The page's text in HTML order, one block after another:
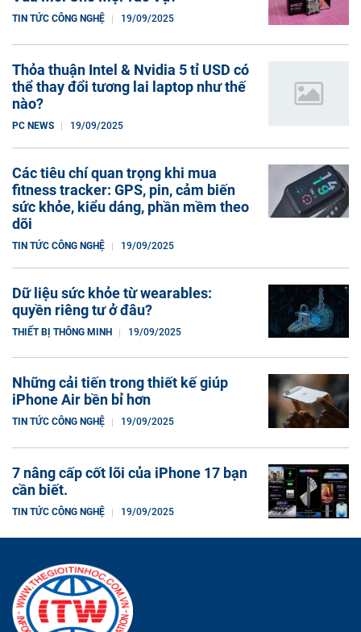
TIN TỨC CÔNG NGHỆ 19/09/2025
Thỏa thuận Intel & Nvidia 5 tỉ USD có
thể thay đổi tương lai laptop như thế
nào?
PC NEWS 19/09/2025
Các tiêu chí quan trọng khi mua
fitness tracker: GPS, pin, cảm biến
sức khỏe, kiểu dáng, phần mềm theo
dõi
TIN TỨC CÔNG NGHỆ 19/09/2025
Dữ liệu sức khỏe từ wearables:
quyền riêng tư ở đâu?
THIẾT BỊ THÔNG MINH 19/09/2025
Những cải tiến trong thiết kế giúp
iPhone Air bền bỉ hơn
TIN TỨC CÔNG NGHỆ 19/09/2025
7 nâng cấp cốt lõi của iPhone 17 bạn
cần biết.
TIN TỨC CÔNG NGHỆ 19/09/2025